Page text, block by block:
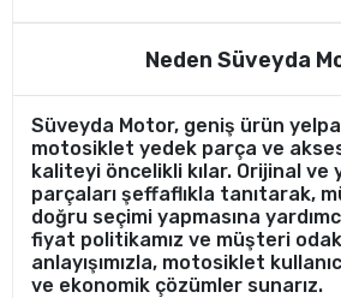
Neden Süveyda
Süveyda Motor, geniş ürün
motosiklet yedek parça ve
kaliteyi öncelikli kılar. Orijinal ve
parçaları şeffaflıkla tanıtarak,
doğru seçimi yapmasına
fiyat politikamız ve müşteri
anlayışımızla, motosiklet
ve ekonomik çözümler sunarız.